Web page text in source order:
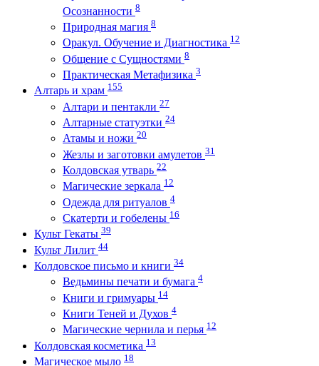
Осознанности 8
Природная магия 8
Оракул. Обучение и Диагностика 12
Общение с Сущностями 8
Практическая Метафизика 3
Алтарь и храм 155
Алтари и пентакли 27
Алтарные статуэтки 24
Атамы и ножи 20
Жезлы и заготовки амулетов 31
Колдовская утварь 22
Магические зеркала 12
Одежда для ритуалов 4
Скатерти и гобелены 16
Культ Гекаты 39
Культ Лилит 44
Колдовское письмо и книги 34
Ведьмины печати и бумага 4
Книги и гримуары 14
Книги Теней и Духов 4
Магические чернила и перья 12
Колдовская косметика 13
Магическое мыло 18